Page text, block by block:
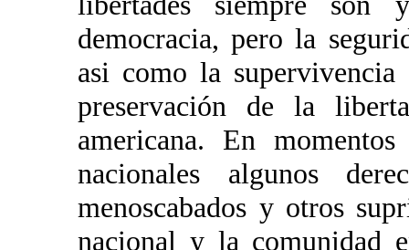
democracia, pero la
asi como la
preservación de la
americana. En
nacionales algunos
menoscabados y otros
nacional y la comunidad